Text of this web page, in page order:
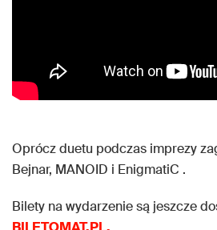
Oprócz duetu podczas imprezy
Bejnar, MANOID i EnigmatiC .
Bilety na wydarzenie są jeszcze